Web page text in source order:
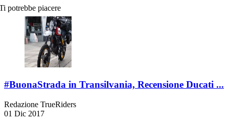
potrebbe piacere
#BuonaStrada in Transilvania, Recensione Ducati ...
Redazione TrueRiders
01 Dic 2017